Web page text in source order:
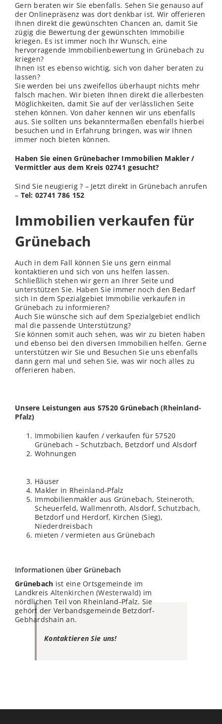
Gern beraten wir Sie ebenfalls. Sehen Sie genauso auf
der Onlinepräsenz was dort denkbar ist. Wir offerieren
Ihnen direkt die gewünschten Chancen an, damit Sie
zügig die Bewertung der gewünschten Immobilie
kriegen. Es ist immer noch Ihr Wunsch, eine
hervorragende Immobilienbewertung in Grünebach zu
kriegen?
Ihnen ist es ebenso wichtig, sich von daher beraten zu
lassen?
Sie werden bei uns zweifellos überhaupt nichts mehr
falsch machen. Wir bieten Ihnen direkt die allerbesten
Möglichkeiten, damit Sie auf der verlässlichen Seite
stehen können. Von daher kennen wir uns ebenfalls
aus. Sie sollten uns bekanntermaßen ebenfalls hierbei
besuchen und in Erfahrung bringen, was wir Ihnen
immer noch bieten können.
Haben Sie einen Grünebacher Immobilien Makler /
Vermittler aus dem Kreis 02741 gesucht?
Sind Sie neugierig ? – Jetzt direkt in Grünebach anrufen
– Tel: 02741 786 152
Immobilien verkaufen für
Grünebach
Auch in dem Fall können Sie uns gern einmal
kontaktieren und sich von uns helfen lassen.
Schließlich stehen wir gern an Ihrer Seite und
unterstützen Sie. Haben Sie immer noch den Bedarf
sich in dem Spezialgebiet Immobilie verkaufen in
Grünebach zu informieren?
Auch Sie wünsche sich auf dem Spezialgebiet endlich
mal die passende Unterstützung?
Sie können somit auch sehen, was wir zu bieten haben
und ebenso bei den diversen Immobilien helfen. Gerne
unterstützen wir Sie und Besuchen Sie uns ebenfalls
dann gern mal und sehen Sie, was wir noch alles zu
offerieren haben.
Unsere Leistungen aus 57520 Grünebach (Rheinland-
Pfalz)
Immobilien kaufen / verkaufen für 57520
Grünebach – Schutzbach, Betzdorf und Alsdorf
Wohnungen
Häuser
Makler in Rheinland-Pfalz
Immobilienmakler aus Grünebach, Steineroth,
Scheuerfeld, Wallmenroth, Alsdorf, Schutzbach,
Betzdorf und Herdorf, Kirchen (Sieg),
Niederdreisbach
mieten / vermieten aus Grünebach
Informationen über Grünebach
Grünebach ist eine Ortsgemeinde im
Landkreis Altenkirchen (Westerwald) im
nördlichen Teil von Rheinland-Pfalz. Sie
gehört der Verbandsgemeinde Betzdorf-
Gebhardshain an.
Kontaktieren Sie uns!